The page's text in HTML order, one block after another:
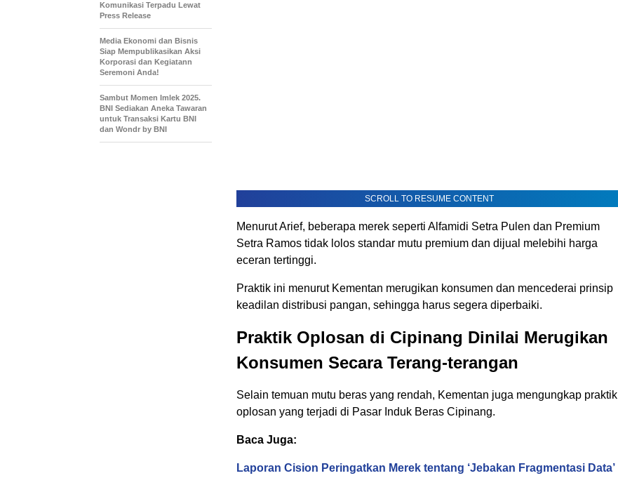
SCROLL TO RESUME CONTENT
Menurut Arief, beberapa merek seperti Alfamidi Setra Pulen dan Premium
Setra Ramos tidak lolos standar mutu premium dan dijual melebihi harga
eceran tertinggi.
Praktik ini menurut Kementan merugikan konsumen dan mencederai prinsip
keadilan distribusi pangan, sehingga harus segera diperbaiki.
Praktik Oplosan di Cipinang Dinilai Merugikan
Konsumen Secara Terang-terangan
Selain temuan mutu beras yang rendah, Kementan juga mengungkap praktik
oplosan yang terjadi di Pasar Induk Beras Cipinang.
Baca Juga:
Laporan Cision Peringatkan Merek tentang ‘Jebakan Fragmentasi Data’
Komunikasi Terpadu Lewat
Press Release
Media Ekonomi dan Bisnis
Siap Mempublikasikan Aksi
Korporasi dan Kegiatann
Seremoni Anda!
Sambut Momen Imlek 2025.
BNI Sediakan Aneka Tawaran
untuk Transaksi Kartu BNI
dan Wondr by BNI